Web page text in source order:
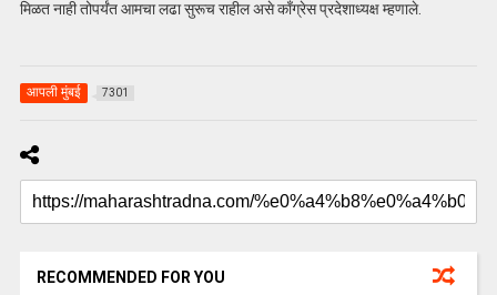
मिळत नाही तोपर्यंत आमचा लढा सुरूच राहील असे काँग्रेस प्रदेशाध्यक्ष म्हणाले.
आपली मुंबई 7301
RECOMMENDED FOR YOU